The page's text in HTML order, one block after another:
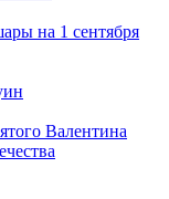
на 1 сентября
Валентина